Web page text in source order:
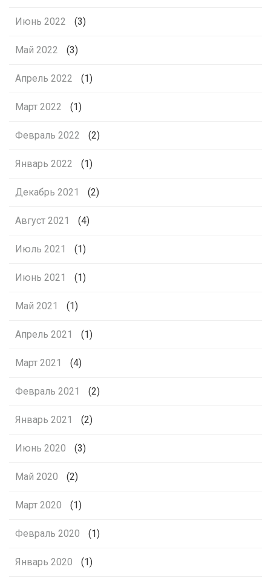
Июнь 2022 (3)
Май 2022 (3)
Апрель 2022 (1)
Март 2022 (1)
Февраль 2022 (2)
Январь 2022 (1)
Декабрь 2021 (2)
Август 2021 (4)
Июль 2021 (1)
Июнь 2021 (1)
Май 2021 (1)
Апрель 2021 (1)
Март 2021 (4)
Февраль 2021 (2)
Январь 2021 (2)
Июнь 2020 (3)
Май 2020 (2)
Март 2020 (1)
Февраль 2020 (1)
Январь 2020 (1)